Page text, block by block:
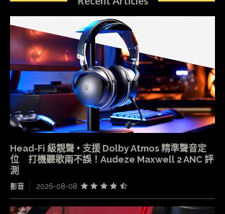
Head-Fi 級靚聲 + 支援 Dolby Atmos 精準聲音定
位 打機聽歌兩不誤！Audeze Maxwell 2 ANC 評
測
影音 2026-08-08